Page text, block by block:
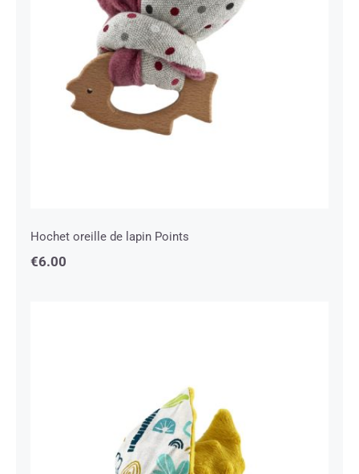
Hochet oreille de lapin Points
Hochet oreille de lapin Points
€6.00